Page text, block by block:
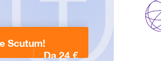
Scutum!
Da 24 €